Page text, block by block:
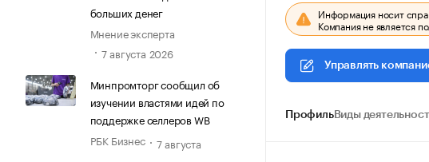
больших денег
Мнение эксперта
7 августа 2026
Минпромторг сообщил об
изучении властями идей по
поддержке селлеров WB
РБК Бизнес
7 августа
Информация носит
Компания не является
Управлять
ПрофильВиды